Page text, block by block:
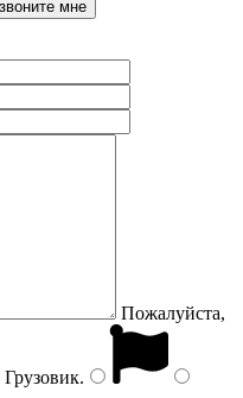
Пожалуйста,
Грузовик.